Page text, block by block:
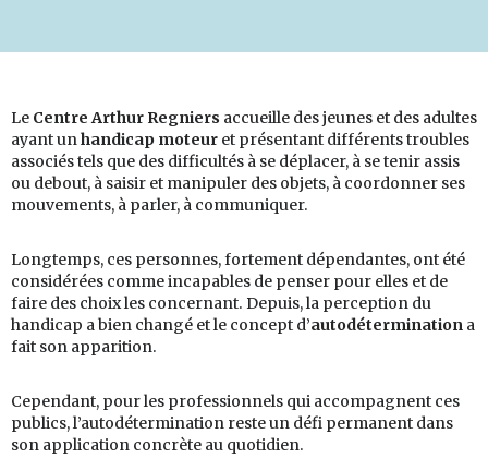
Le Centre Arthur Regniers accueille des jeunes et des adultes
ayant unhandicap moteur et présentant différents troubles
associés tels que des difficultés à se déplacer, à se tenir assis
ou debout, à saisir et manipuler des objets, à coordonner ses
mouvements, à parler, à communiquer.
Longtemps, ces personnes, fortement dépendantes, ont été
considérées comme incapables de penser pour elles et de
faire des choix les concernant. Depuis, la perception du
handicap a bien changé et le concept d’autodétermination a
fait son apparition.
Cependant, pour les professionnels qui accompagnent ces
publics, l’autodétermination reste un défi permanent dans
son application concrète au quotidien.